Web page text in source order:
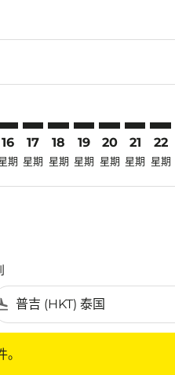
16
期
17
星期
18
星期
19
星期
20
星期
21
星期
22
星期